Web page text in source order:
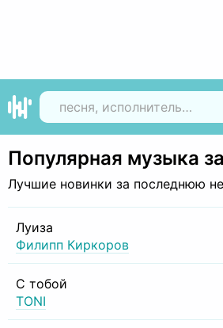
Популярная музыка
Лучшие новинки за последнюю
Луиза
Филипп Киркоров
С тобой
TONI